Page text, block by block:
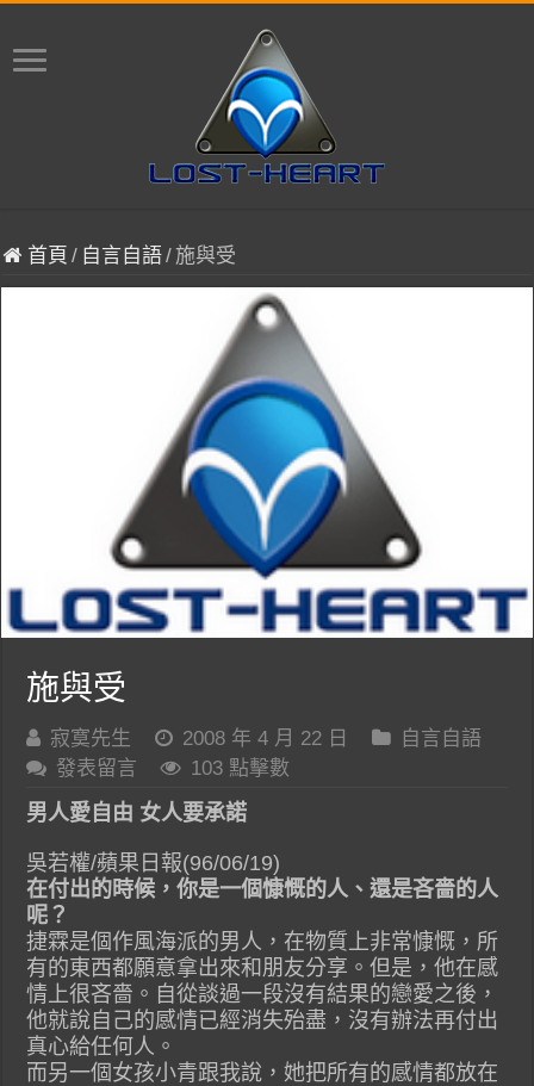
首頁 / 自言自語/施與受
施與受
寂寞先生 2008 年 4 月 22 日
自言自語
發表留言
103 點擊數
男人愛自由 女人要承諾
吳若權/蘋果日報(96/06/19)
在付出的時候，你是一個慷慨的人、還是吝嗇的人
呢？
捷霖是個作風海派的男人，在物質上非常慷慨，所
有的東西都願意拿出來和朋友分享。但是，他在感
情上很吝嗇。自從談過一段沒有結果的戀愛之後，
他就說自己的感情已經消失殆盡，沒有辦法再付出
真心給任何人。
而另一個女孩小青跟我說，她把所有的感情都放在